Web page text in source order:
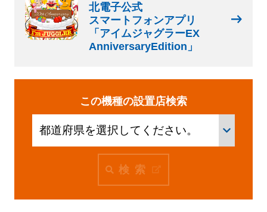
北電子公式
スマートフォンアプリ
「アイムジャグラーEX
AnniversaryEdition」
この機種の設置店検索
検索